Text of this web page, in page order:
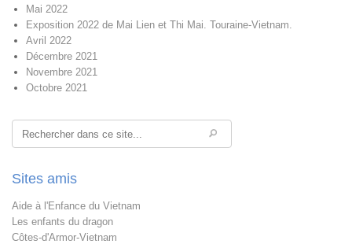
Mai 2022
Exposition 2022 de Mai Lien et Thi Mai. Touraine-Vietnam.
Avril 2022
Décembre 2021
Novembre 2021
Octobre 2021
Rechercher
Sites amis
Aide à l'Enfance du Vietnam
Les enfants du dragon
Côtes-d'Armor-Vietnam